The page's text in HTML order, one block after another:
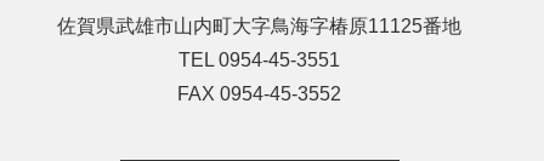
佐賀県武雄市山内町大字鳥海字椿原11125番地
TEL 0954-45-3551
FAX 0954-45-3552